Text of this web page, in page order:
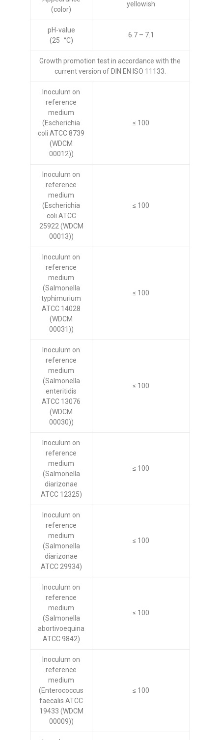
(color)
yellowish
pH-value
(25 °C)
6.7 – 7.1
Growth promotion test in accordance with the
current version of DIN EN ISO 11133.
Inoculum on
reference
medium
(Escherichia
coli ATCC 8739
(WDCM
00012))
≤ 100
Inoculum on
reference
medium
(Escherichia
coli ATCC
25922 (WDCM
00013))
≤ 100
Inoculum on
reference
medium
(Salmonella
typhimurium
ATCC 14028
(WDCM
00031))
≤ 100
Inoculum on
reference
medium
(Salmonella
enteritidis
ATCC 13076
(WDCM
00030))
≤ 100
Inoculum on
reference
medium
(Salmonella
diarizonae
ATCC 12325)
≤ 100
Inoculum on
reference
medium
(Salmonella
diarizonae
ATCC 29934)
≤ 100
Inoculum on
reference
medium
(Salmonella
abortivoequina
ATCC 9842)
≤ 100
Inoculum on
reference
medium
(Enterococcus
faecalis ATCC
19433 (WDCM
00009))
≤ 100